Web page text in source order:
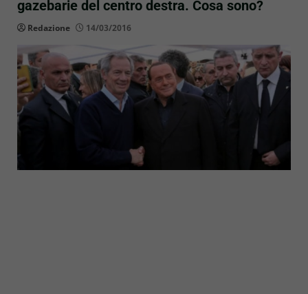
gazebarie del centro destra. Cosa sono?
Redazione 14/03/2016